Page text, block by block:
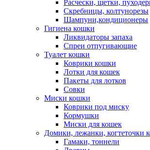
Расчески, щетки,
Скребницы, колтунорезы
Шампуни,кондиционеры
Гигиена кошки
Ликвидаторы запаха
Спреи отпугивающие
Туалет кошки
Коврики кошки
Лотки для кошек
Пакеты для лотков
Совки
Миски кошки
Коврики под миску
Кормушки
Миски для кошек
Домики, лежанки, когтеточки
Гамаки, тоннели